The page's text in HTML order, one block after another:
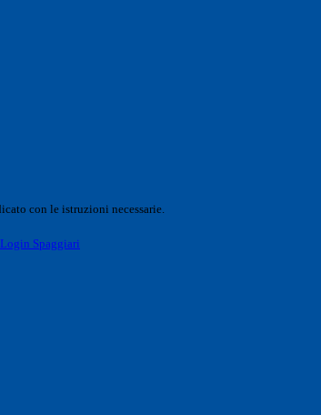
con le istruzioni necessarie.
Login Spaggiari